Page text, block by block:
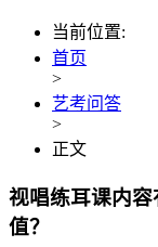
当前位置:
首页
>
艺考问答
>
正文
视唱练耳课内
值？